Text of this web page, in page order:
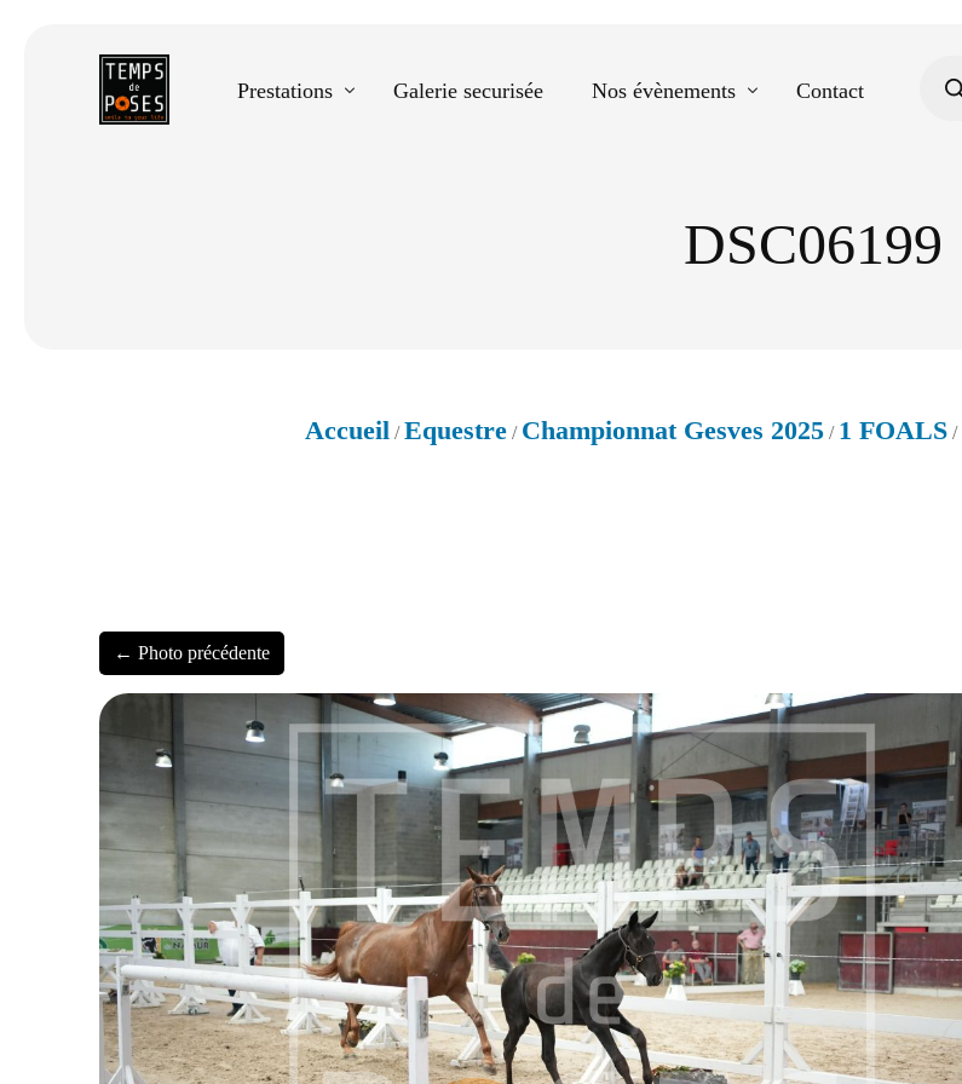
Prestations Galerie securisée Nos évènements Contact
DSC06199
Accueil /Equestre/ Championnat Gesves 2025/ 1 FOALS/
← Photo précédente